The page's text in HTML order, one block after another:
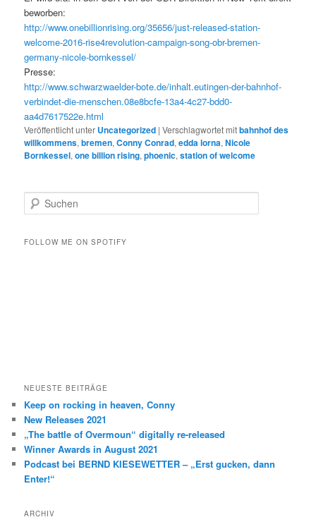
beworben:
http://www.onebillionrising.org/35656/just-released-station-
welcome-2016-rise4revolution-campaign-song-obr-bremen-
germany-nicole-bornkessel/
Presse:
http://www.schwarzwaelder-bote.de/inhalt.eutingen-der-bahnhof-
verbindet-die-menschen.08e8bcfe-13a4-4c27-bdd0-
aa4d7617522e.html
Veröffentlicht unter Uncategorized |Verschlagwortet mitbahnhof des
willkommens,bremen,Conny Conrad,edda lorna,Nicole
Bornkessel,one billion rising,phoenic,station of welcome
u
h
FOLLOW ME ON SPOTIFY
NEUESTE BEITRÄGE
Keep on rocking in heaven, Conny
New Releases 2021
„The battle of Overmoun“ digitally re-released
Winner Awards in August 2021
Podcast bei BERND KIESEWETTER – „Erst gucken, dann
Enter!“
ARCHIV